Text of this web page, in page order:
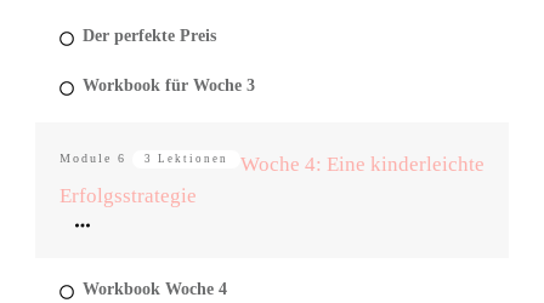
Der perfekte Preis
Workbook für Woche 3
Module 6 3 Lektionen
Woche 4: Eine kinderleichte
Erfolgsstrategie
Workbook Woche 4